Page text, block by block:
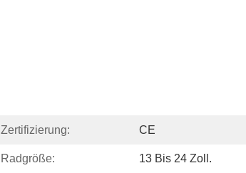
Zertifizierung: CE
Radgröße: 13 Bis 24 Zoll.